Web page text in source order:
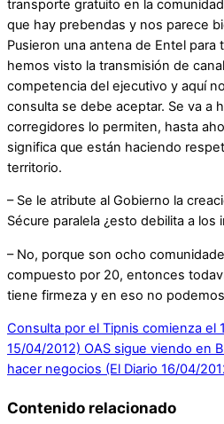
transporte gratuito en la
que hay prebendas y nos parece
Pusieron una antena de Entel para
hemos visto la transmisión de
competencia del ejecutivo y aquí
consulta se debe aceptar. Se va a
corregidores lo permiten, hasta
significa que están haciendo
territorio.
– Se le atribute al Gobierno la
Sécure paralela ¿esto debilita a los
– No, porque son ocho
compuesto por 20, entonces
tiene firmeza y en eso no
Consulta por el Tipnis comienza el
15/04/2012) OAS sigue viendo en
hacer negocios (El Diario 16/04/
Contenido relacionado